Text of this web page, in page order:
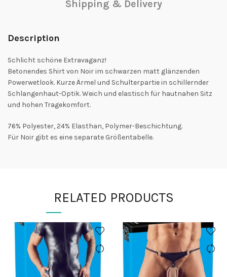
Shipping & Delivery
Description
Schlicht schöne Extravaganz!
Betonendes Shirt von Noir im schwarzen matt glänzenden
Powerwetlook. Kurze Ärmel und Schulterpartie in schillernder
Schlangenhaut-Optik. Weich und elastisch für hautnahen Sitz
und hohen Tragekomfort.
76% Polyester, 24% Elasthan, Polymer-Beschichtung.
Für Noir gibt es eine separate Größentabelle.
RELATED PRODUCTS